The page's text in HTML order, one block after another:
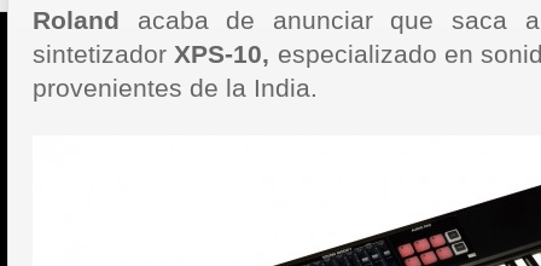
Roland acaba de anunciar que saca
sintetizador XPS-10, especializado en
provenientes de la India.